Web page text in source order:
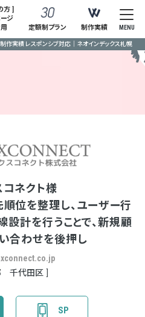
方 ]
ジ
定額制プラン 制作実績 MENU
制作実績 レスポンシブ対応｜ネオインデックス札幌
コネクト様
位を整理し、ユーザー行
計を行うことで、新規顧
合わせを後押し
千代田区
SP